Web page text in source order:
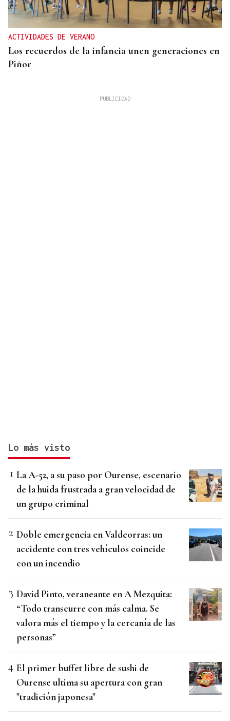
ACTIVIDADES DE VERANO
Los recuerdos de la infancia unen generaciones en
Piñor
Lo más visto
La A-52, a su paso por Ourense, escenario
de la huida frustrada a gran velocidad de
un grupo criminal
Doble emergencia en Valdeorras: un
accidente con tres vehículos coincide
con un incendio
David Pinto, veraneante en A Mezquita:
“Todo transcurre con más calma. Se
valora más el tiempo y la cercanía de las
personas”
El primer buffet libre de sushi de
Ourense ultima su apertura con gran
"tradición japonesa"